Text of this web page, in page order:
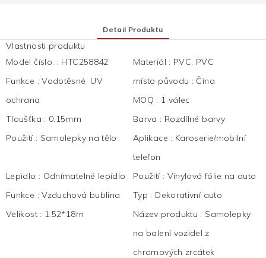
Detail Produktu
Vlastnosti produktu
Model číslo. : HTC258842 Materiál : PVC, PVC
Funkce :Vodotěsné, UV
ochrana
místo původu : Čína
MOQ : 1 válec
Tloušťka : 0.15mm Barva : Rozdílné barvy
Použití : Samolepky na tělo Aplikace : Karoserie/mobilní
telefon
Lepidlo : Odnímatelné lepidlo Použití : Vinylová fólie na auto
Funkce :Vzduchová bublina Typ : Dekorativní auto
Velikost : 1.52*18m Název produktu : Samolepky
na balení vozidel z
chromových zrcátek